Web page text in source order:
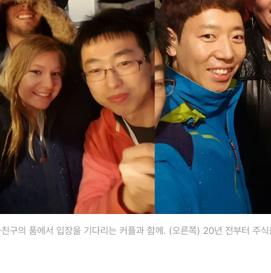
구의 품에서 입장을 기다리는 커플과 함께. (오른쪽) 20년 전부터 주식